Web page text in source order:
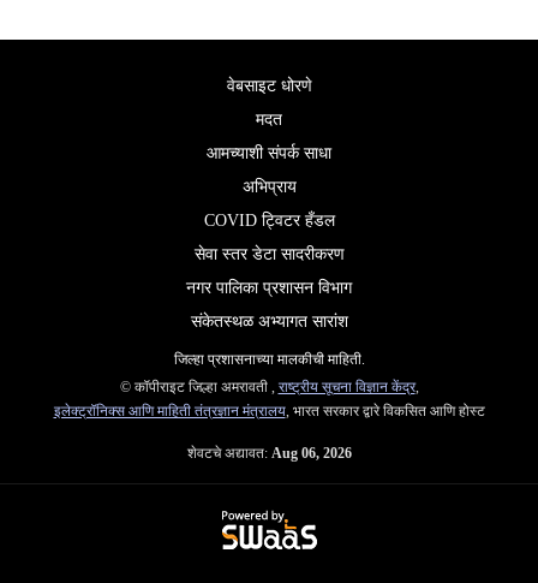
वेबसाइट धोरणे
मदत
आमच्याशी संपर्क साधा
अभिप्राय
COVID ट्विटर हँडल
सेवा स्तर डेटा सादरीकरण
नगर पालिका प्रशासन विभाग
संकेतस्थळ अभ्यागत सारांश
जिल्‍हा प्रशासनाच्‍या मालकीची माहिती.
© कॉपीराइट जिल्हा अमरावती , राष्ट्रीय सूचना विज्ञान केंद्र,
इलेक्ट्रॉनिक्स आणि माहिती तंत्रज्ञान मंत्रालय, भारत सरकार द्वारे विकसित आणि होस्ट
शेवटचे अद्यावत: Aug 06, 2026